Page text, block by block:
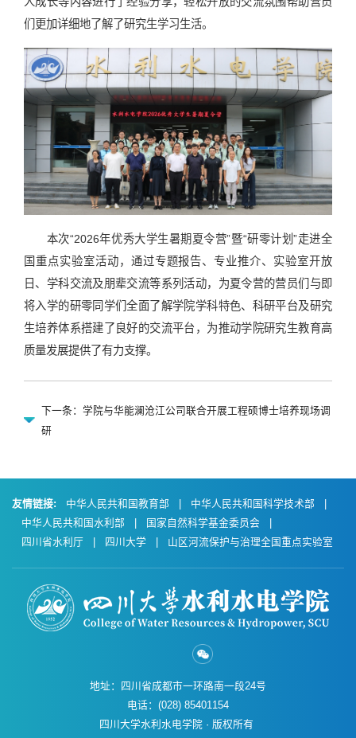
们更加详细地了解了研究生学习生活。
本次“2026年优秀大学生暑期夏令营”暨“研零计划”走进全
国重点实验室活动，通过专题报告、专业推介、实验室开放
日、学科交流及朋辈交流等系列活动，为夏令营的营员们与即
将入学的研零同学们全面了解学院学科特色、科研平台及研究
生培养体系搭建了良好的交流平台，为推动学院研究生教育高
质量发展提供了有力支撑。
下一条：学院与华能澜沧江公司联合开展工程硕博士培养现场调
研
友情链接: 中华人民共和国教育部 | 中华人民共和国科学技术部
|
中华人民共和国水利部
| 国家自然科学基金委员会
|
四川省水利厅
| 四川大学 | 山区河流保护与治理全国重点实验室
地址：四川省成都市一环路南一段24号
电话：(028) 85401154
四川大学水利水电学院 · 版权所有